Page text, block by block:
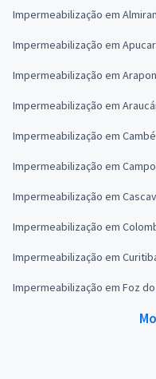
Impermeabilização em
Impermeabilização em
Impermeabilização em
Impermeabilização em
Impermeabilização em Cambé
Impermeabilização em
Impermeabilização em
Impermeabilização em
Impermeabilização em
Impermeabilização em Foz do